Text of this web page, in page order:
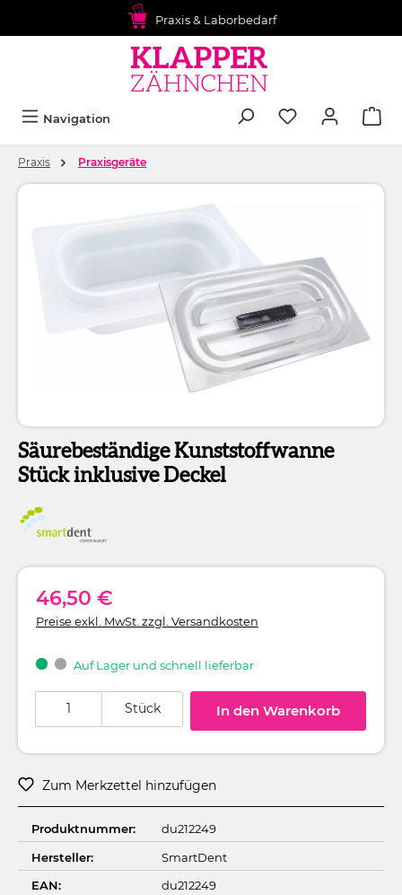
Praxis & Laborbedarf
Navigation
Praxis Praxisgeräte
Säurebeständige Kunststoffwanne
Stück inklusive Deckel
46,50 €
Preise exkl. MwSt. zzgl. Versandkosten
Auf Lager und schnell lieferbar
Stück In den Warenkorb
Zum Merkzettel hinzufügen
Produktnummer:
du212249
Hersteller:
SmartDent
EAN:
du212249